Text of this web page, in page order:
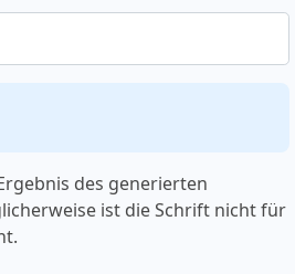
des generierten
ist die Schrift nicht für